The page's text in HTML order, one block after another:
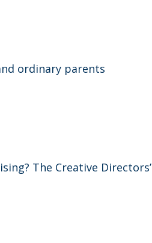
ordinary parents
The Creative Directors’